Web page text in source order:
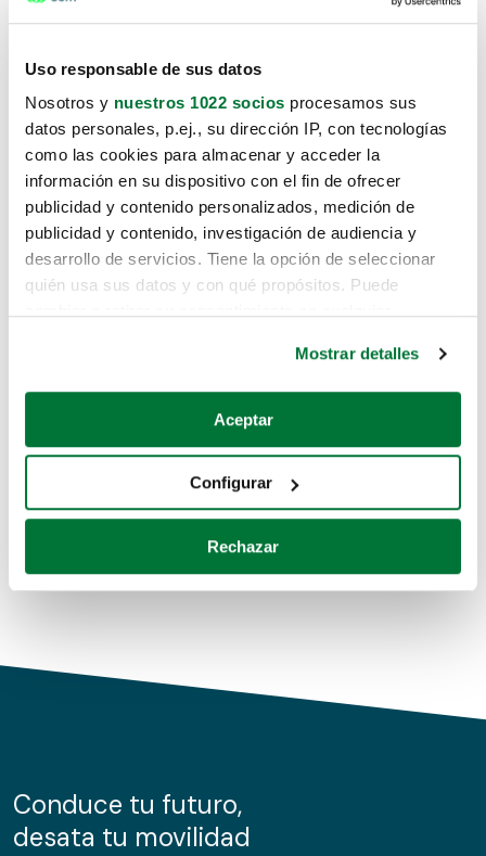
Uso responsable de sus datos
Nosotros y nuestros 1022 socios procesamos sus
datos personales, p.ej., su dirección IP, con tecnologías
como las cookies para almacenar y acceder la
información en su dispositivo con el fin de ofrecer
publicidad y contenido personalizados, medición de
publicidad y contenido, investigación de audiencia y
desarrollo de servicios. Tiene la opción de seleccionar
quién usa sus datos y con qué propósitos. Puede
Si lo permite, también quisiéramos:
Recopilar información sobre su ubicación geográfica
Identificar su dispositivo analizándolo activamente
para buscar características específicas (huellas
Obtenga más información sobre cómo se procesan sus
de cookies.
información sobre el uso que haga del sitio web con
nuestros partners de redes sociales, publicidad y análisis
Mostrar detalles
Aceptar
Configurar
Rechazar
Lo sentimos, no sabemos como
te hemos traido hasta aquí.
Pero puedes encontrar el coche que estás
buscando en alguno de estos enlaces:
Coches de segunda mano
Coches de km0
Conduce tu futuro,
desata tu movilidad